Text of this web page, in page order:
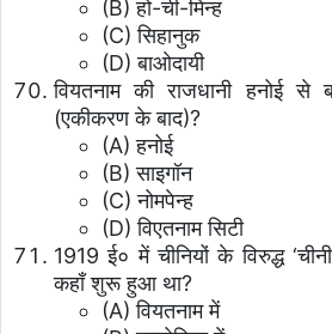
(B) हो-ची-मिन्ह
(C) सिहानुक
(D) बाओदायी
वियतनाम की राजधानी हनोई
(एकीकरण के बाद)?
(A) हनोई
(B) साइगॉन
(C) नोमपेन्ह
(D) विएतनाम सिटी
1919 ई० में चीनियों के विरुद्ध
कहाँ शुरू हुआ था?
(A) वियतनाम में